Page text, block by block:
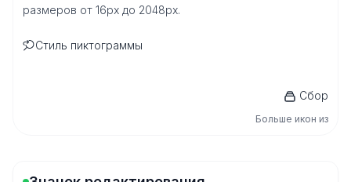
размеров от 16px до 2048px.
Стиль пиктограммы
Сбор
Больше икон из